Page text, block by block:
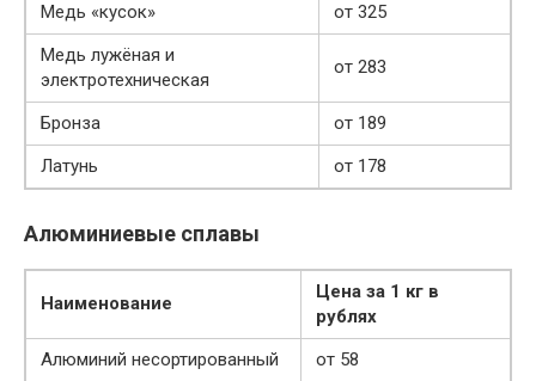
Медь «кусок»
от 325
Медь лужёная и
электротехническая
от 283
Бронза
от 189
Латунь
от 178
Алюминиевые сплавы
Наименование
Цена за 1 кг в
рублях
Алюминий несортированный
от 58